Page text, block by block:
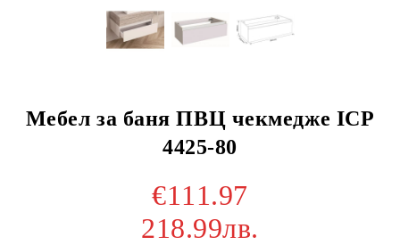
Мебел за баня ПВЦ чекмедже ICP
4425-80
€111.97
218.99лв.